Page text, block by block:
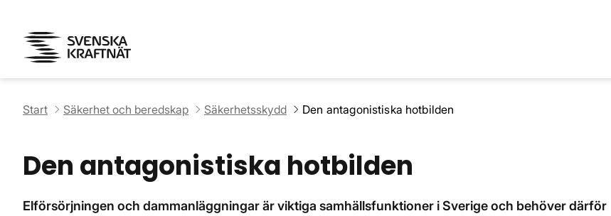
Start Säkerhet och beredskap Säkerhetsskydd Den antagonistiska hotbilden
Den antagonistiska hotbilden
Elförsörjningen och dammanläggningar är viktiga samhällsfunktioner i Sverige och behöver därför